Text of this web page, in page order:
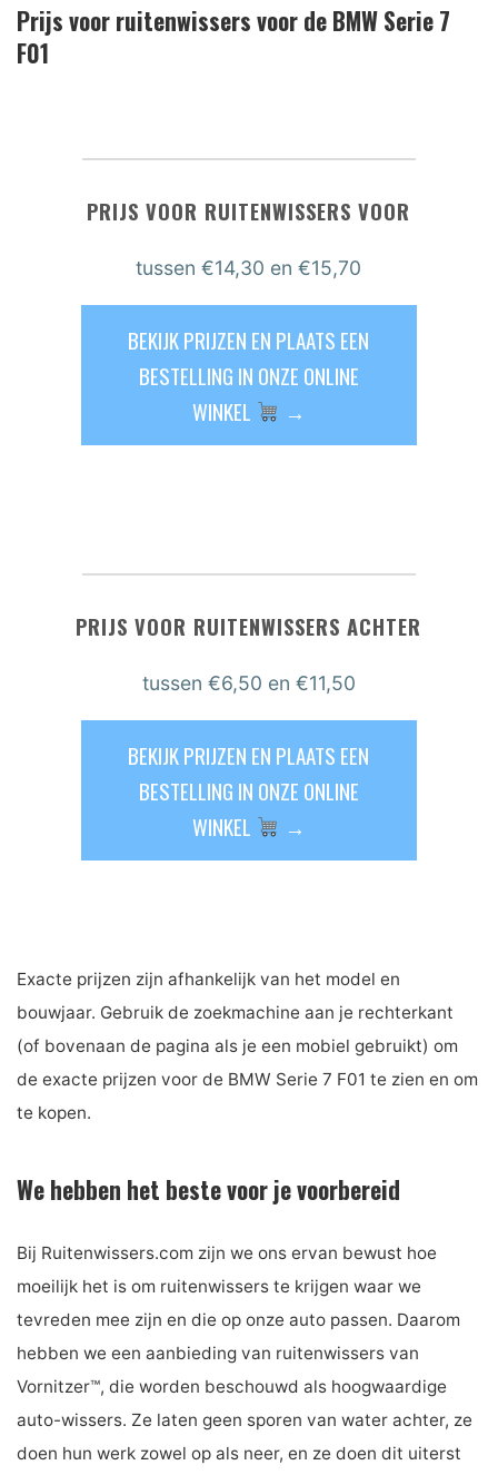
Prijs voor ruitenwissers voor de BMW Serie 7
F01
PRIJS VOOR RUITENWISSERS VOOR
tussen€14,30 en €15,70
BEKIJK PRIJZEN EN PLAATS EEN
BESTELLING IN ONZE ONLINE
WINKEL
→
PRIJS VOOR RUITENWISSERS ACHTER
tussen €6,50 en €11,50
BEKIJK PRIJZEN EN PLAATS EEN
BESTELLING IN ONZE ONLINE
WINKEL
→
Exacte prijzen zijn afhankelijk van het model en
bouwjaar. Gebruik de zoekmachine aan je rechterkant
(of bovenaan de pagina als je een mobiel gebruikt) om
de exacte prijzen voor de BMW Serie 7 F01 te zien en om
te kopen.
We hebben het beste voor je voorbereid
Bij Ruitenwissers.com zijn we ons ervan bewust hoe
moeilijk het is om ruitenwissers te krijgen waar we
tevreden mee zijn en die op onze auto passen. Daarom
hebben we een aanbieding van ruitenwissers van
Vornitzer™, die worden beschouwd als hoogwaardige
auto-wissers. Ze laten geen sporen van water achter, ze
doen hun werk zowel op als neer, en ze doen dit uiterst